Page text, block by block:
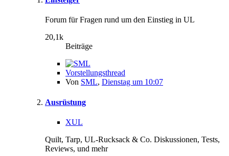
Forum für Fragen rund um den Einstieg in UL
20,1k
Beiträge
Vorstellungsthread
Von SML, Dienstag um 10:07
Ausrüstung
XUL
Quilt, Tarp, UL-Rucksack & Co. Diskussionen, Tests,
Reviews, und mehr